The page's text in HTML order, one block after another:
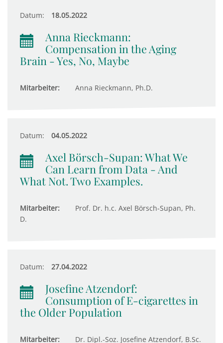
Datum: 18.05.2022
Anna Rieckmann:
Compensation in the Aging
Brain - Yes, No, Maybe
Mitarbeiter: Anna Rieckmann, Ph.D.
Datum: 04.05.2022
Axel Börsch-Supan: What We
Can Learn from Data - And
What Not. Two Examples.
Mitarbeiter:
Prof. Dr. h.c. Axel Börsch-Supan, Ph.
D.
Datum: 27.04.2022
Josefine Atzendorf:
Consumption of E-cigarettes in
the Older Population
Mitarbeiter:
Dr. Dipl.-Soz. Josefine Atzendorf, B.Sc.